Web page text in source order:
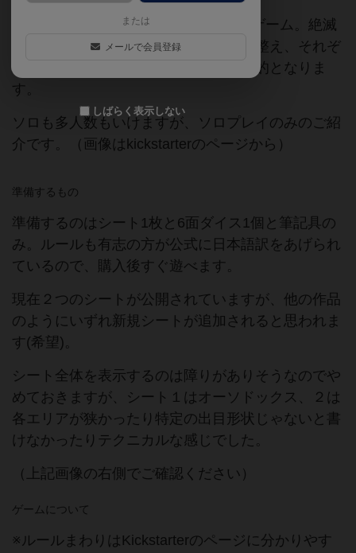
PostmarkGamesさんのDL専用紙ペンゲーム。絶滅
危惧種となったコアラのために森林を整え、それぞ
れにコアラを住まわせていくことが目的となりま
す。
ソロも多人数もいけますが、ソロプレイのみのご紹
介です。（画像はkickstarterのページから）
準備するもの
準備するのはシート1枚と6面ダイス1個と筆記具の
み。ルールも有志の方が公式に日本語訳をあげられ
ているので、購入後すぐ遊べます。
現在２つのシートが公開されていますが、他の作品
のようにいずれ新規シートが追加されると思われま
す(希望)。
シート全体を表示するのは障りがありそうなのでや
めておきますが、シート１はオーソドックス、２は
各エリアが狭かったり特定の出目形状じゃないと書
けなかったりテクニカルな感じでした。
（上記画像の右側でご確認ください）
ゲームについて
※ルールまわりはKickstarterのページに分かりやす
または
メールで会員登録
しばらく表示しない